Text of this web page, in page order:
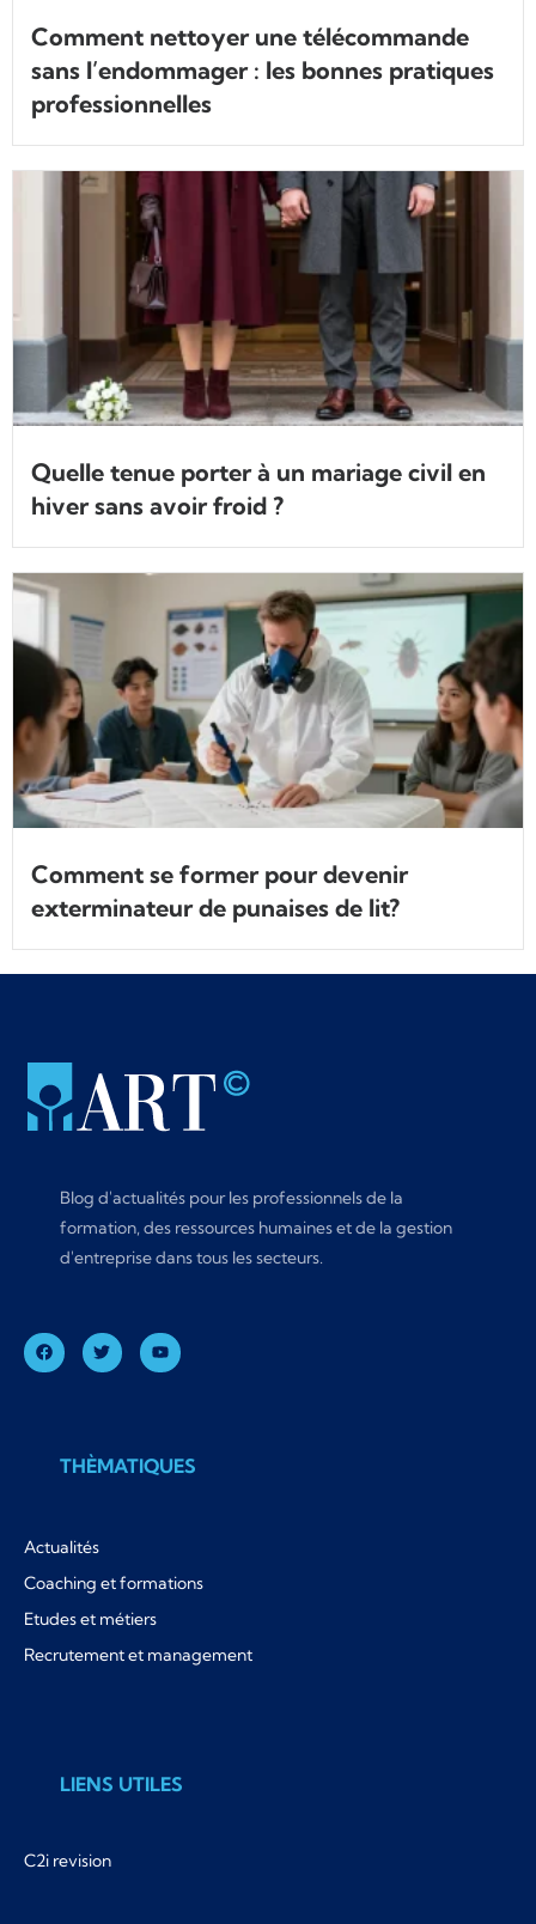
Comment nettoyer une télécommande
sans l’endommager : les bonnes pratiques
professionnelles
Quelle tenue porter à un mariage civil en
hiver sans avoir froid ?
Comment se former pour devenir
exterminateur de punaises de lit?
Blog d'actualités pour les professionnels de la
formation, des ressources humaines et de la gestion
d'entreprise dans tous les secteurs.
THÈMATIQUES
Actualités
Coaching et formations
Etudes et métiers
Recrutement et management
LIENS UTILES
C2i revision